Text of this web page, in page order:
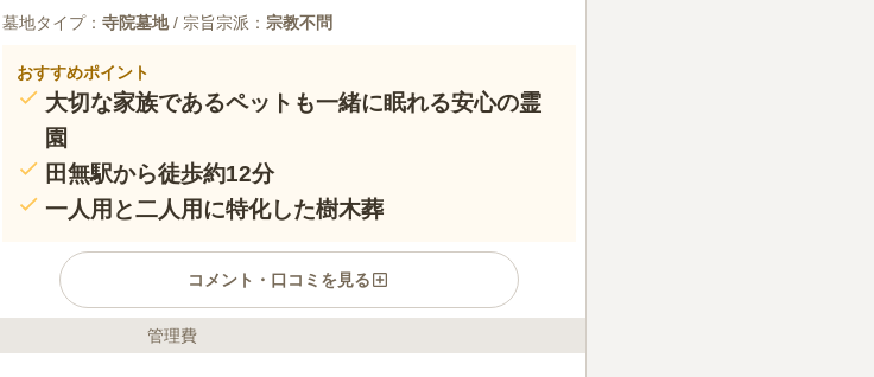
墓地タイプ： 寺院墓地/ 宗旨宗派： 宗教不問
おすすめポイント
大切な家族であるペットも一緒に眠れる安心の霊
園
田無駅から徒歩約12分
一人用と二人用に特化した樹木葬
コメント・口コミを見る
ライフドット編集部のコメント
管理費